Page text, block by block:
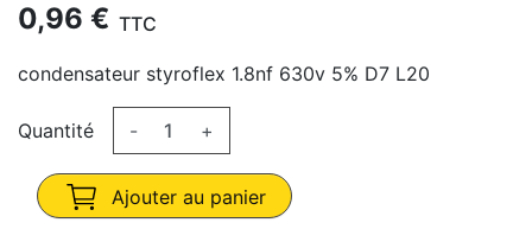
0,96 € TTC
condensateur styroflex 1.8nf 630v 5% D7 L20
Quantité - +
Ajouter au panier